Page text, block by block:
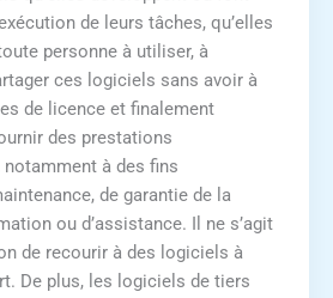
de leurs tâches, qu’elles
personne à utiliser, à
ces logiciels sans avoir à
de licence et finalement
des prestations
à des fins
de garantie de la
ou d’assistance. Il ne s’agit
de recourir à des logiciels à
De plus, les logiciels de tiers